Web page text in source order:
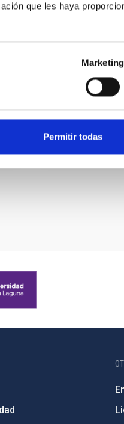
que les haya
Marketing
Permitir todas
We
the Lockman
strip (EGS)
Multiband